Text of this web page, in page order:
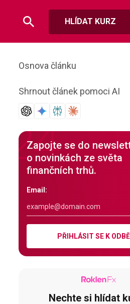
HLÍDAT KURZ
Osnova článku
Shrnout článek pomoci AI
Zapojte se do
o novinkách ze světa
finančních trhů.
Email:
PŘIHLÁSIT SE K
Nechte si hlídat